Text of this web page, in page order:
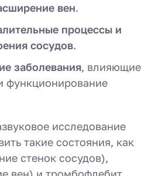
вен.
процессы и
сосудов.
заболевания, влияющие
функционирование
исследование
такие состояния, как
стенок сосудов),